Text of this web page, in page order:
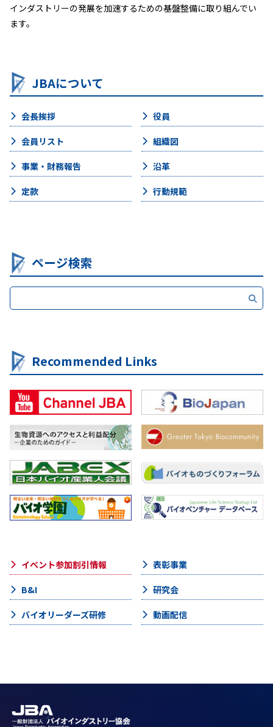
インダストリーの発展を加速するための基盤整備に取り組んでい
ます。
JBAについて
会長挨拶 役員
会員リスト 組織図
事業・財務報告 沿革
定款 行動規範
ページ検索
Recommended Links
イベント参加割引情報 表彰事業
B&I 研究会
バイオリーダーズ研修 動画配信